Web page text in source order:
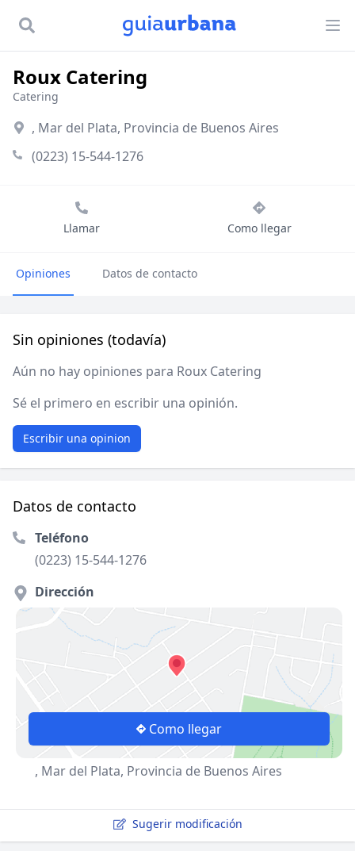
Roux Catering
Catering
, Mar del Plata, Provincia de Buenos Aires
(0223) 15-544-1276
Llamar Como llegar
Opiniones Datos de contacto
Sin opiniones (todavía)
Aún no hay opiniones para Roux Catering
Sé el primero en escribir una opinión.
Escribir una opinion
Datos de contacto
Teléfono
(0223) 15-544-1276
Dirección
Como llegar
, Mar del Plata, Provincia de Buenos Aires
Sugerir modificación